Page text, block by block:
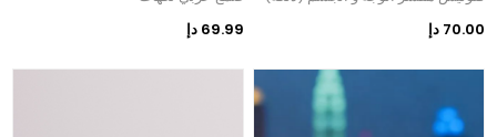
70.00 دإ
69.99 دإ